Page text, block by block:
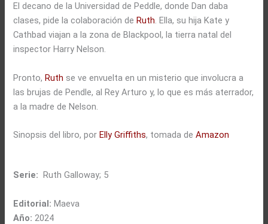
El decano de la Universidad de Peddle, donde Dan daba
clases, pide la colaboración deRuth. Ella, su hija Kate y
Cathbad viajan a la zona de Blackpool, la tierra natal del
inspector Harry Nelson.
Pronto,Ruth se ve envuelta en un misterio que involucra a
las brujas de Pendle, al Rey Arturo y, lo que es más aterrador,
a la madre de Nelson.
Sinopsis del libro, porElly Griffiths, tomada deAmazon
Serie: Ruth Galloway; 5
Editorial: Maeva
Año: 2024